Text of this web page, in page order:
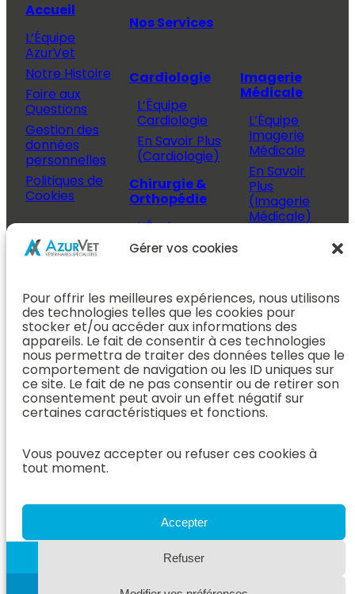
Gérer vos cookies
Pour offrir les meilleures expériences, nous utilisons
des technologies telles que les cookies pour
stocker et/ou accéder aux informations des
appareils. Le fait de consentir à ces technologies
nous permettra de traiter des données telles que le
comportement de navigation ou les ID uniques sur
ce site. Le fait de ne pas consentir ou de retirer son
consentement peut avoir un effet négatif sur
certaines caractéristiques et fonctions.
Vous pouvez accepter ou refuser ces cookies à
tout moment.
Accepter
Refuser
Accueil
L’Équipe
AzurVet
Notre Histoire
Foire aux
Questions
Gestion des
données
personnelles
Politiques de
Cookies
Propriétaire
Prendre
rendez-vous
Après mon
rendez-vous
Espace
Vétérinaire
cas
Nous rejoindre
AzurVet
Nos Services
Cardiologie
L’Équipe
Cardiologie
En Savoir Plus
(Cardiologie)
Chirurgie &
Orthopédie
L’Équipe
Chirurgie &
Orthopédie
(Chirurgie &
Orthopédie)
Dentisterie &
ORL
L’Équipe
Dentisterie &
ORL
(Dentisterie &
ORL)
L’Équipe
Hospitalisation
En Savoir Plus
(Hospitalisation)
Imagerie
Médicale
L’Équipe
Imagerie
Médicale
En Savoir
Plus
(Imagerie
Médicale)
Médecine
Interne
En Savoir
Plus
(Médecine
Interne)
Neurologie
Neurologie
(Neurologie)